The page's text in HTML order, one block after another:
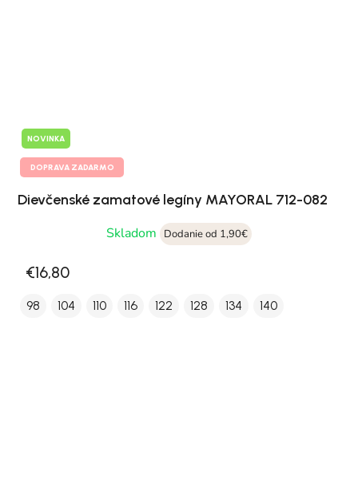
NOVINKA
DOPRAVA ZADARMO
Dievčenské zamatové legíny MAYORAL 712-082
Skladom
Dodanie od 1,90€
€16,80
98 104 110 116 122 128 134 140